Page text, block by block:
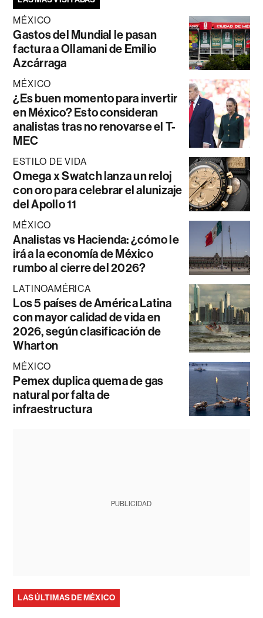
MÉXICO
Gastos del Mundial le pasan
factura a Ollamani de Emilio
Azcárraga
MÉXICO
¿Es buen momento para invertir
en México? Esto consideran
analistas tras no renovarse el T-
MEC
ESTILO DE VIDA
Omega x Swatch lanza un reloj
con oro para celebrar el alunizaje
del Apollo 11
MÉXICO
Analistas vs Hacienda: ¿cómo le
irá a la economía de México
rumbo al cierre del 2026?
LATINOAMÉRICA
Los 5 países de América Latina
con mayor calidad de vida en
2026, según clasificación de
Wharton
MÉXICO
Pemex duplica quema de gas
natural por falta de
infraestructura
PUBLICIDAD
LAS ÚLTIMAS DE MÉXICO